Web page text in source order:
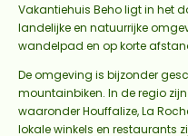
Vakantiehuis Beho ligt in het
landelijke en natuurrijke
wandelpad en op korte
De omgeving is bijzonder
mountainbiken. In de regio
waaronder Houffalize, La
lokale winkels en restaurants